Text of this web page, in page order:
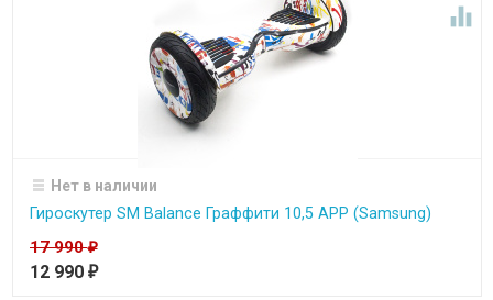

Нет в наличии
Гироскутер SM Balance Граффити 10,5 APP (Samsung)
17 990₽
12 990 ₽